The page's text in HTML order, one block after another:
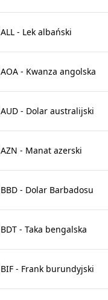
ALL - Lek albański
AOA - Kwanza angolska
AUD - Dolar australijski
AZN - Manat azerski
BBD - Dolar Barbadosu
BDT - Taka bengalska
BIF - Frank burundyjski